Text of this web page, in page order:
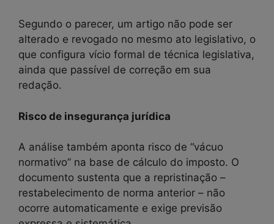
Segundo o parecer, um artigo não pode ser
alterado e revogado no mesmo ato legislativo, o
que configura vício formal de técnica legislativa,
ainda que passível de correção em sua
redação.
Risco de insegurança jurídica
A análise também aponta risco de “vácuo
normativo” na base de cálculo do imposto. O
documento sustenta que a repristinação –
restabelecimento de norma anterior – não
ocorre automaticamente e exige previsão